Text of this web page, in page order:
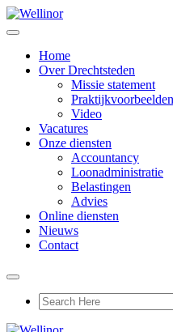
Home
Over Drechtsteden
Missie statement
Praktijkvoorbeelden
Video
Vacatures
Onze diensten
Accountancy
Loonadministratie
Belastingen
Advies
Online diensten
Nieuws
Contact